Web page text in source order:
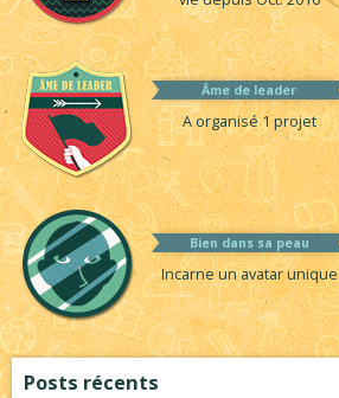
Âme de leader
A organisé 1 projet
Bien dans sa peau
Incarne un avatar unique
Posts récents